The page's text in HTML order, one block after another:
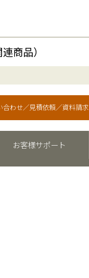
商品）
合わせ／見積依頼／資料請求
お客様サポート